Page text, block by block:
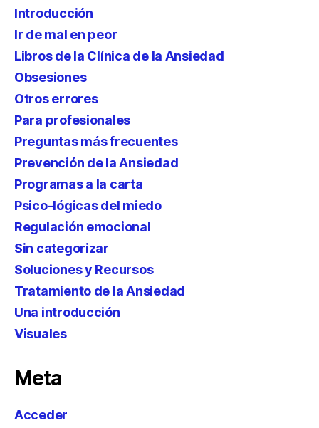
Introducción
Ir de mal en peor
Libros de la Clínica de la Ansiedad
Obsesiones
Otros errores
Para profesionales
Preguntas más frecuentes
Prevención de la Ansiedad
Programas a la carta
Psico-lógicas del miedo
Regulación emocional
Sin categorizar
Soluciones y Recursos
Tratamiento de la Ansiedad
Una introducción
Visuales
Meta
Acceder